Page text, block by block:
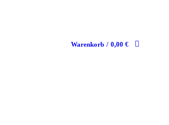
Warenkorb / 0,00€